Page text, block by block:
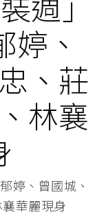
婷、
、莊
林襄
婷、曾國城、
華麗現身